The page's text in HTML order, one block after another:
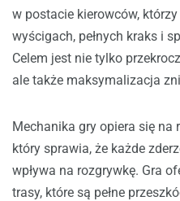
w postacie kierowców,
wyścigach, pełnych kraks i
Celem jest nie tylko
ale także maksymalizacja
Mechanika gry opiera się
który sprawia, że każde
wpływa na rozgrywkę. Gra
trasy, które są pełne